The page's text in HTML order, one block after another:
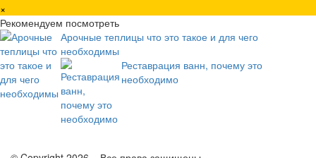
×
Рекомендуем посмотреть
Арочные теплицы что это такое и для чего
необходимы
Реставрация ванн, почему это
необходимо